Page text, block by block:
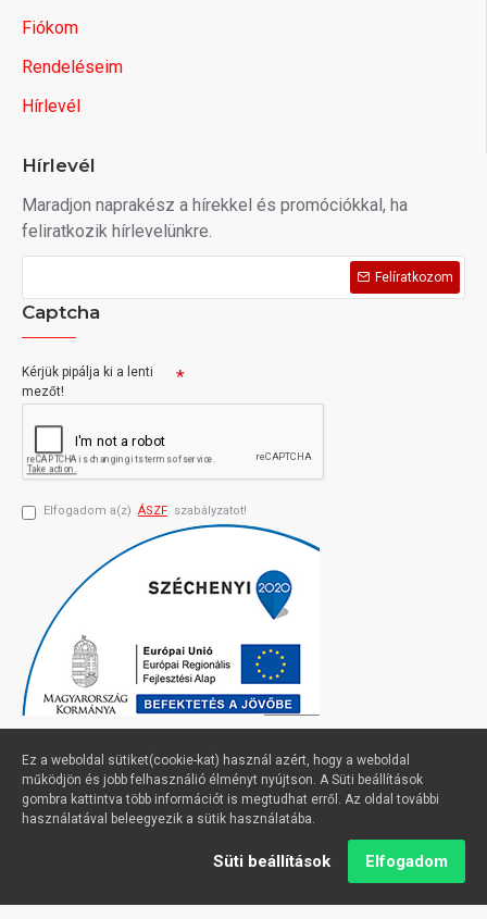
Fiókom
Rendeléseim
Hírlevél
Hírlevél
Maradjon naprakész a hírekkel és promóciókkal, ha
feliratkozik hírlevelünkre.
Felíratkozom
Captcha
Kérjük pipálja ki a lenti
mezőt!
Elfogadom a(z) ÁSZF szabályzatot!
Profimuszaki.hu - exPanda ERP
Ez a weboldal sütiket(cookie-kat) használ azért, hogy a weboldal
működjön és jobb felhasználió élményt nyújtson. A Süti beállítások
gombra kattintva több információt is megtudhat erről. Az oldal további
használatával beleegyezik a sütik használatába.
Süti beállítások Elfogadom